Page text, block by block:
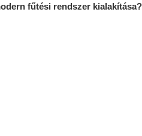
fűtési rendszer kialakítása?